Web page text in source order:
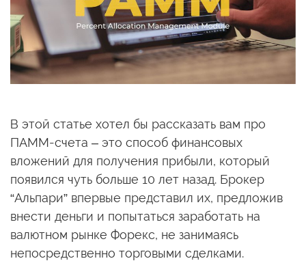
В этой статье хотел бы рассказать вам про
ПАММ-счета – это способ финансовых
вложений для получения прибыли, который
появился чуть больше 10 лет назад. Брокер
“Альпари” впервые представил их, предложив
внести деньги и попытаться заработать на
валютном рынке Форекс, не занимаясь
непосредственно торговыми сделками.